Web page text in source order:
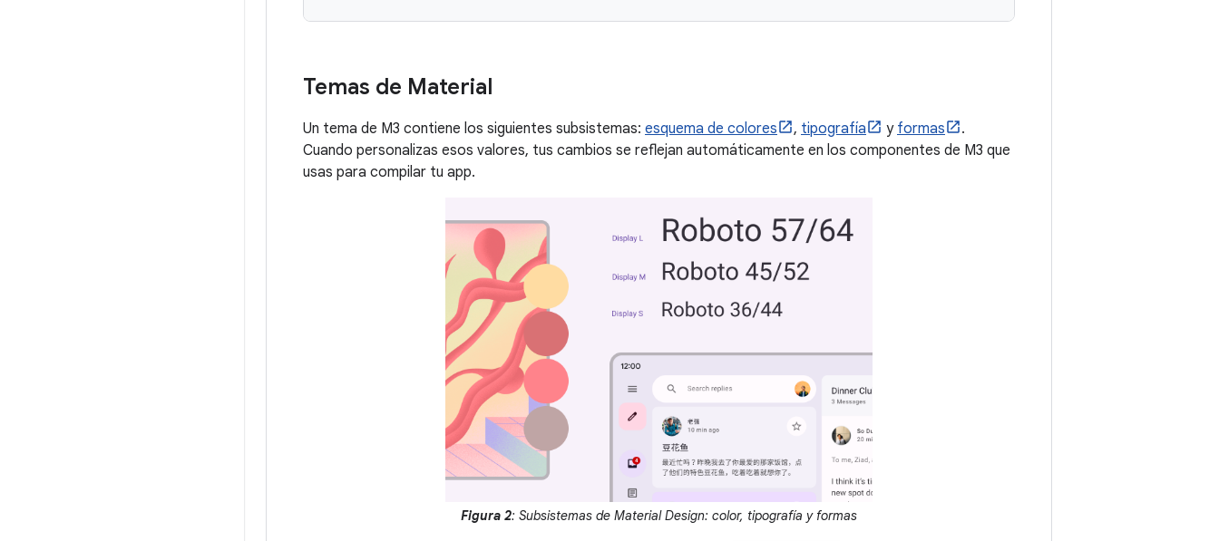
Temas de Material
Un tema de M3 contiene los siguientes subsistemas: esquema de colores , tipografía y formas
.
Cuando personalizas esos valores, tus cambios se reflejan automáticamente en los componentes de M3 que
usas para compilar tu app.
Figura 2: Subsistemas de Material Design: color, tipografía y formas